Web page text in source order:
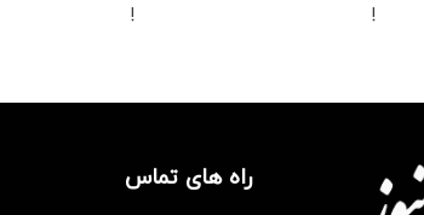
!
!
راه های تماس